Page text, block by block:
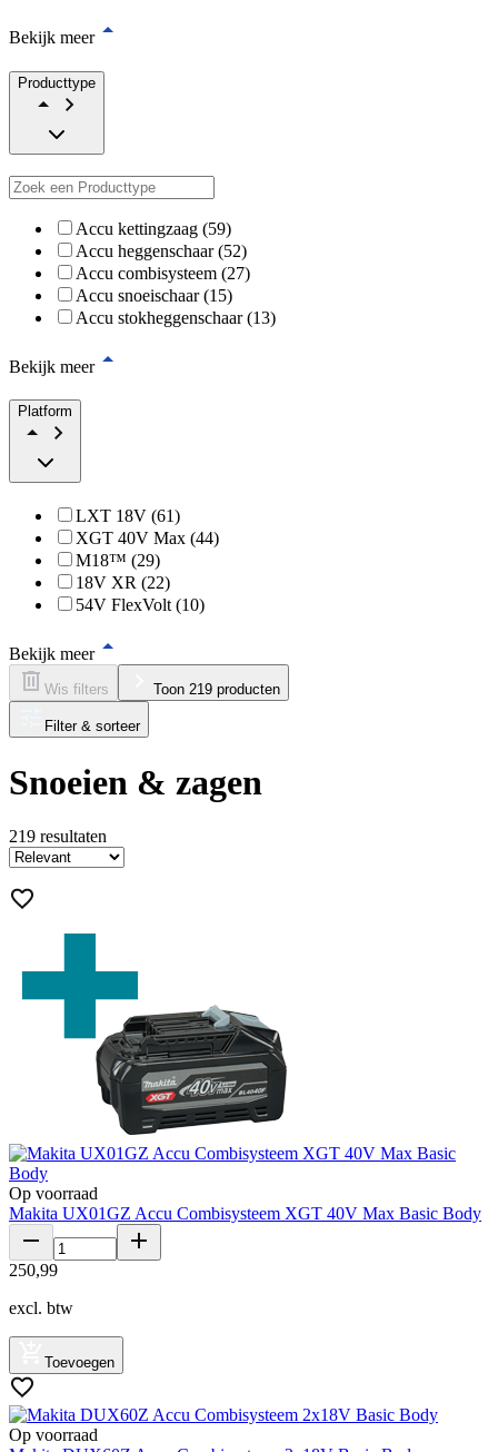
Bekijk meer
Producttype
Accu kettingzaag (59)
Accu heggenschaar (52)
Accu combisysteem (27)
Accu snoeischaar (15)
Accu stokheggenschaar (13)
Bekijk meer
Platform
LXT 18V (61)
XGT 40V Max (44)
M18™ (29)
18V XR (22)
54V FlexVolt (10)
Bekijk meer
Wis filters Toon 219 producten
Filter & sorteer
Snoeien & zagen
219 resultaten
Op voorraad
Makita UX01GZ Accu Combisysteem XGT 40V Max Basic Body
250,99
excl. btw
Toevoegen
Op voorraad